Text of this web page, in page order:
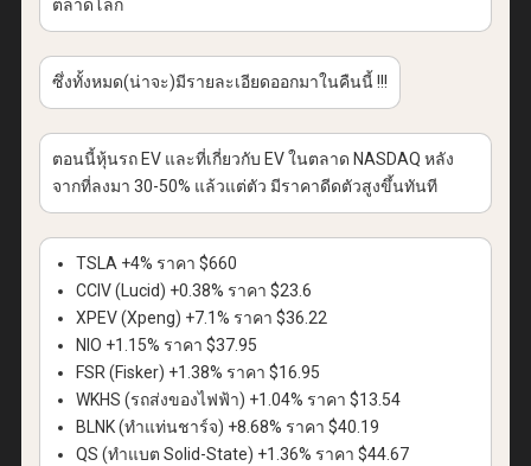
ตลาดโลก
ซึ่งทั้งหมด(น่าจะ)มีรายละเอียดออกมาในคืนนี้!!!
ตอนนี้หุ้นรถEV และที่เกี่ยวกับ EVในตลาด NASDAQ หลัง
จากที่ลงมา 30-50% แล้วแต่ตัว มีราคาดีดตัวสูงขึ้นทันที
TSLA +4% ราคา $660
CCIV (Lucid) +0.38% ราคา $23.6
XPEV (Xpeng) +7.1% ราคา $36.22
NIO +1.15% ราคา $37.95
FSR (Fisker) +1.38% ราคา $16.95
WKHS (รถส่งของไฟฟ้า) +1.04% ราคา $13.54
BLNK (ทำแท่นชาร์จ) +8.68% ราคา $40.19
QS (ทำแบต Solid-State) +1.36% ราคา $44.67